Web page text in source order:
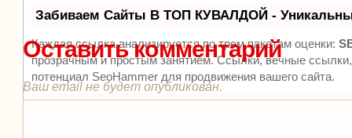
Забиваем Сайты В ТОП КУВАЛДОЙ -
Каждая ссылка анализируется по трем пакетам оценки:
прозрачным и простым занятием. Ссылки, вечные
потенциал SeoHammer для продвижения вашего сайта.
Что умеет делать SeoHammer
Оставить комментарий
Ваш email не будет опубликован.